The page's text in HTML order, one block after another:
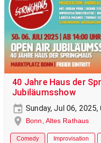
40 Jahre Haus der
Jubiläumsshow
Sunday, Jul 06,
Bonn, Altes Rathaus
Comedy Improvisation